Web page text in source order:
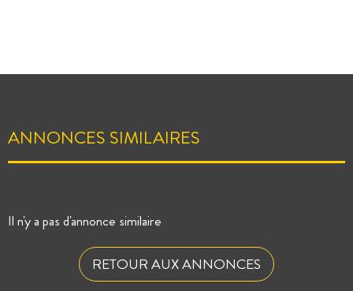
ANNONCES SIMILAIRES
Il n'y a pas d'annonce similaire
RETOUR AUX ANNONCES